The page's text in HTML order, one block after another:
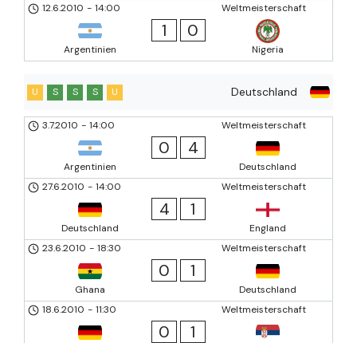
Weltmeisterschaft
12.6.2010 - 14:00
Argentinien
1 0
Nigeria
Deutschland
U S S S U
Weltmeisterschaft
3.7.2010 - 14:00
Argentinien
0 4
Deutschland
Weltmeisterschaft
27.6.2010 - 14:00
Deutschland
4 1
England
Weltmeisterschaft
23.6.2010 - 18:30
Ghana
0 1
Deutschland
Weltmeisterschaft
18.6.2010 - 11:30
0 1